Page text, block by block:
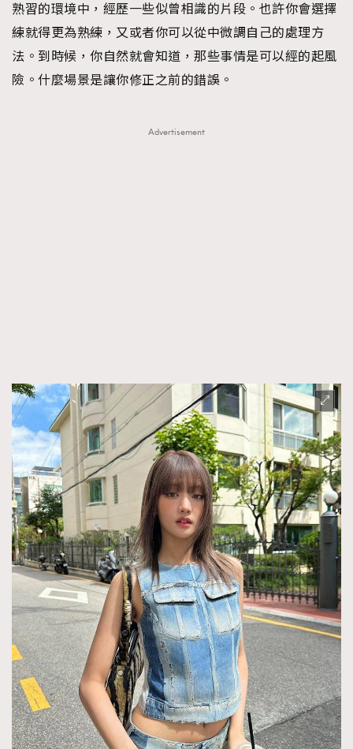
熟習的環境中，經歷一些似曾相識的片段。也許你會選擇
練就得更為熟練，又或者你可以從中微調自己的處理方
法。到時候，你自然就會知道，那些事情是可以經的起風
險。什麼場景是讓你修正之前的錯誤。
Advertisement